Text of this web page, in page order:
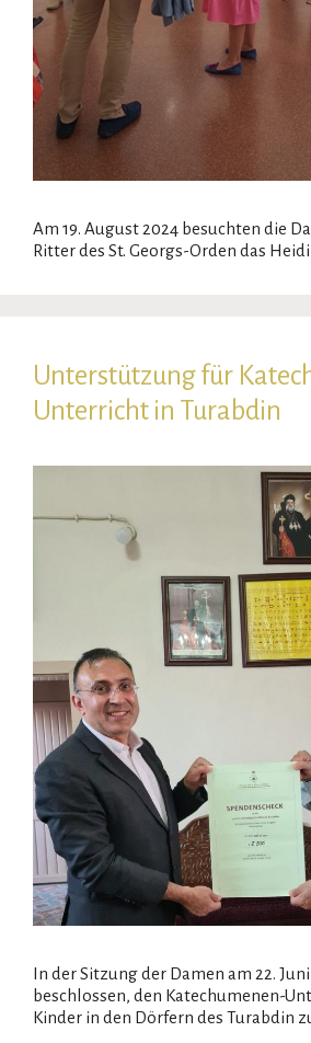
Am 19. August 2024 besuchten die
Ritter des St. Georgs-Orden das
Unterstützung für
Unterricht in Turabdin
In der Sitzung der Damen am 22.
beschlossen, den Katechumenen-
Kinder in den Dörfern des Turabdin